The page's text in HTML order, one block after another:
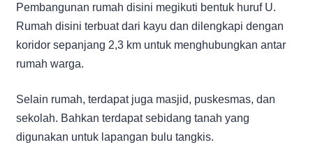
Pembangunan rumah disini megikuti bentuk huruf U.
Rumah disini terbuat dari kayu dan dilengkapi dengan
koridor sepanjang 2,3 km untuk menghubungkan antar
rumah warga.
Selain rumah, terdapat juga masjid, puskesmas, dan
sekolah. Bahkan terdapat sebidang tanah yang
digunakan untuk lapangan bulu tangkis.